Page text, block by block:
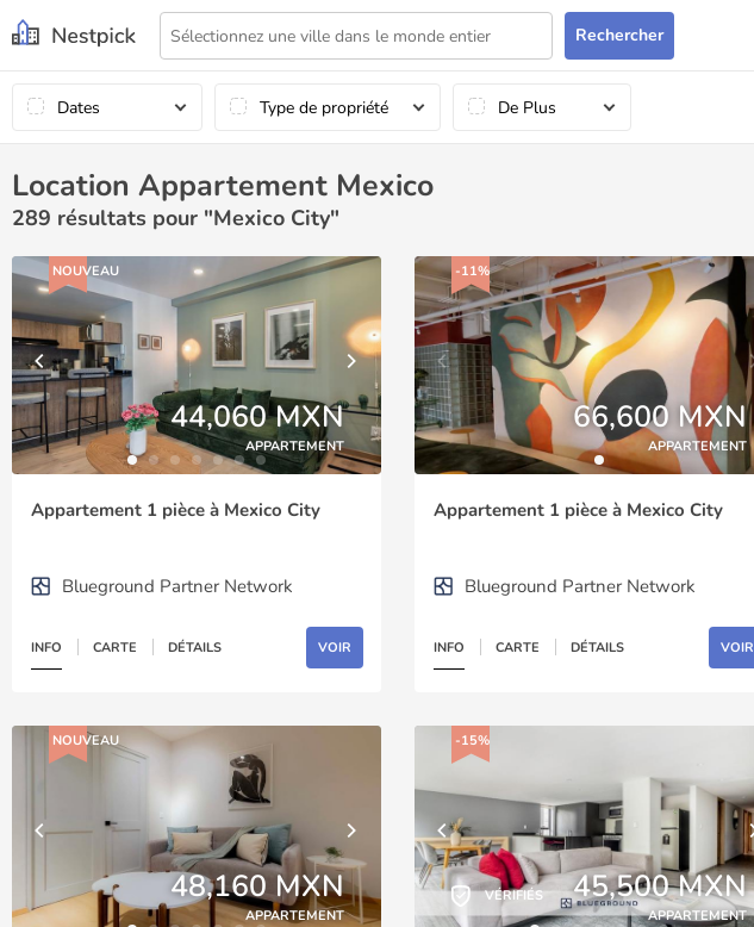
Rechercher
Dates Type de propriété De Plus
Location Appartement Mexico
289 résultats pour "Mexico City"
NOUVEAU
44,060 MXN
APPARTEMENT
Appartement 1 pièce à Mexico City
Blueground Partner Network
INFO CARTE DÉTAILS VOIR
-11%
66,600 MXN
APPARTEMENT
Appartement 1 pièce à Mexico City
Blueground Partner Network
INFO CARTE DÉTAILS VOIR
NOUVEAU
48,160 MXN
APPARTEMENT
-15%
VÉRIFIÉS 45,500 MXN
APPARTEMENT